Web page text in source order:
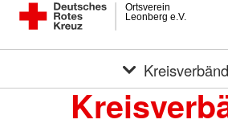
Leonberg e.V.
Ortsverein